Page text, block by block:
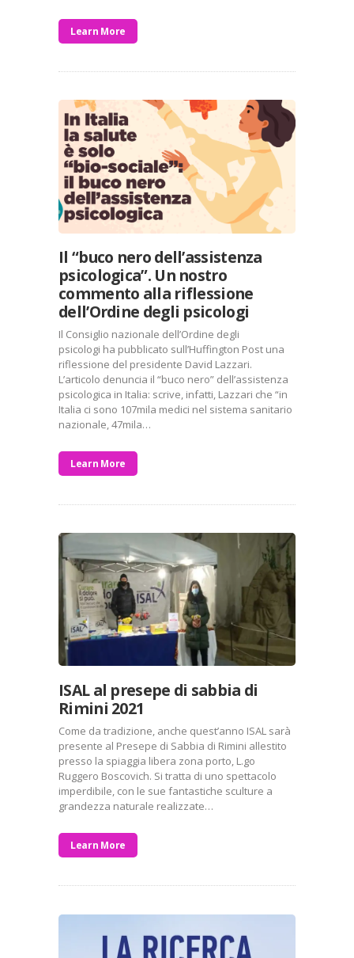
Learn More
Il “buco nero dell’assistenza
psicologica”. Un nostro
commento alla riflessione
dell’Ordine degli psicologi
Il Consiglio nazionale dell’Ordine degli
psicologi ha pubblicato sull’Huffington Post una
riflessione del presidente David Lazzari.
L’articolo denuncia il “buco nero” dell’assistenza
psicologica in Italia: scrive, infatti, Lazzari che “in
Italia ci sono 107mila medici nel sistema sanitario
nazionale, 47mila…
Learn More
ISAL al presepe di sabbia di
Rimini 2021
Come da tradizione, anche quest’anno ISAL sarà
presente al Presepe di Sabbia di Rimini allestito
presso la spiaggia libera zona porto, L.go
Ruggero Boscovich. Si tratta di uno spettacolo
imperdibile, con le sue fantastiche sculture a
grandezza naturale realizzate…
Learn More